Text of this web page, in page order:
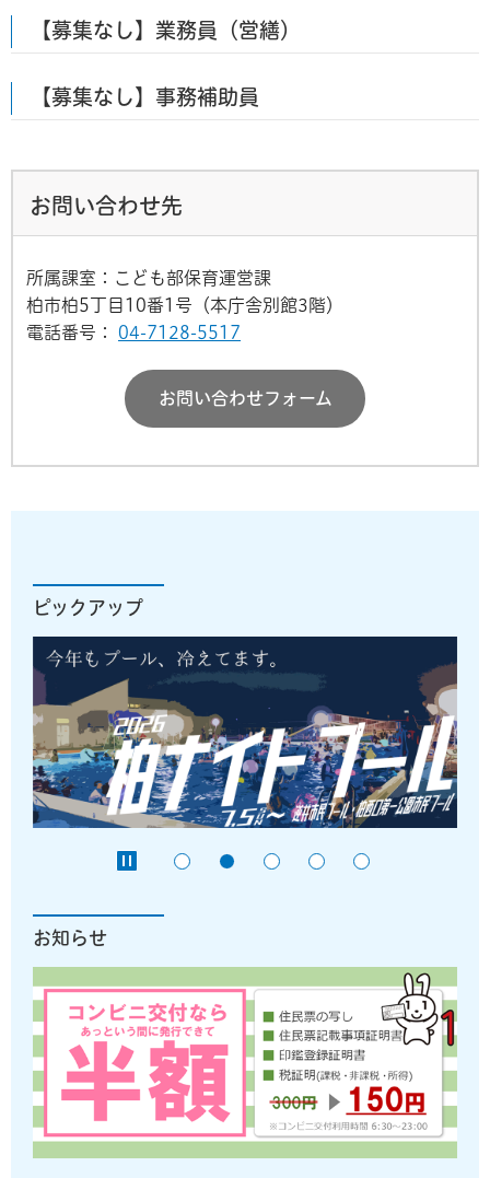
【募集なし】業務員（営繕）
【募集なし】事務補助員
お問い合わせ先
所属課室：こども部保育運営課
柏市柏5丁目10番1号（本庁舎別館3階）
電話番号：
04-7128-5517
お問い合わせフォーム
ピックアップ
お知らせ